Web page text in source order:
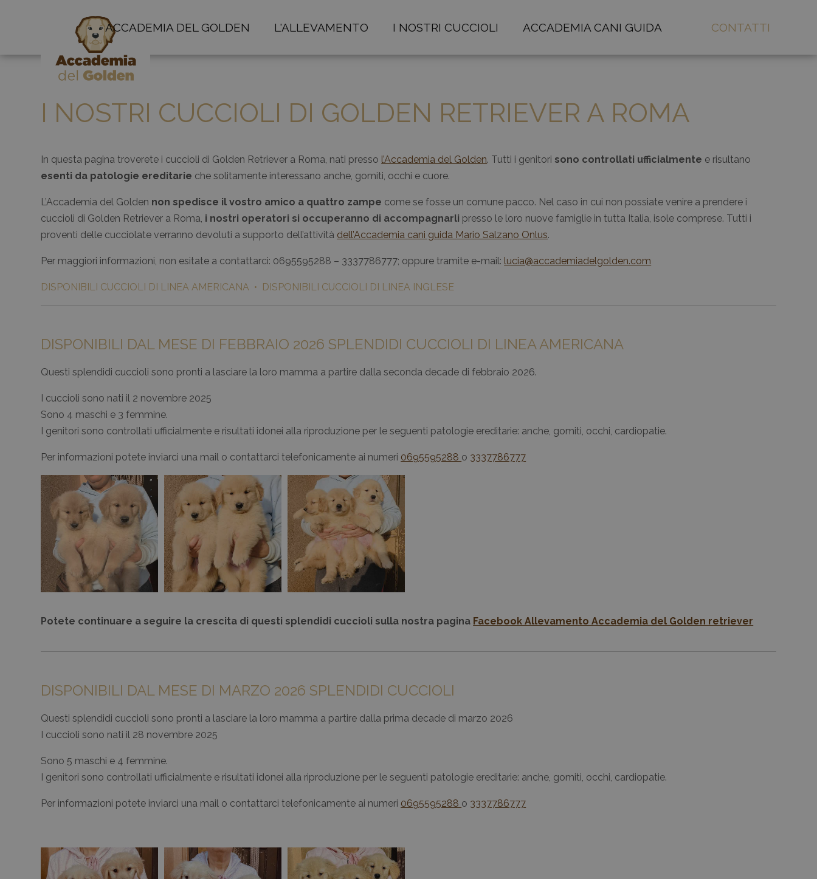
CONTATTI
ACCADEMIA DEL GOLDEN L'ALLEVAMENTO I NOSTRI CUCCIOLI ACCADEMIA CANI GUIDA
I NOSTRI CUCCIOLI DI GOLDEN RETRIEVER A ROMA
In questa pagina troverete i cuccioli di Golden Retriever a Roma, nati presso l’Accademia del Golden. Tutti i genitori sono controllati ufficialmente e risultano
esenti da patologie ereditarie che solitamente interessano anche, gomiti, occhi e cuore.
L’Accademia del Golden non spedisce il vostro amico a quattro zampe come se fosse un comune pacco. Nel caso in cui non possiate venire a prendere i
cuccioli di Golden Retriever a Roma, i nostri operatori si occuperanno di accompagnarli presso le loro nuove famiglie in tutta Italia, isole comprese. Tutti i
proventi delle cucciolate verranno devoluti a supporto dell’attività dell’Accademia cani guida Mario Salzano Onlus.
Per maggiori informazioni, non esitate a contattarci: 0695595288 – 3337786777; oppure tramite e-mail: lucia@accademiadelgolden.com
DISPONIBILI CUCCIOLI DI LINEA AMERICANA • DISPONIBILI CUCCIOLI DI LINEA INGLESE
DISPONIBILI DAL MESE DI FEBBRAIO 2026 SPLENDIDI CUCCIOLI DI LINEA AMERICANA
Questi splendidi cuccioli sono pronti a lasciare la loro mamma a partire dalla seconda decade di febbraio 2026.
I cuccioli sono nati il 2 novembre 2025
Sono 4 maschi e 3 femmine.
I genitori sono controllati ufficialmente e risultati idonei alla riproduzione per le seguenti patologie ereditarie: anche, gomiti, occhi, cardiopatie.
Per informazioni potete inviarci una mail o contattarci telefonicamente ai numeri 0695595288 o 3337786777
Potete continuare a seguire la crescita di questi splendidi cuccioli sulla nostra pagina Facebook Allevamento Accademia del Golden retriever
DISPONIBILI DAL MESE DI MARZO 2026 SPLENDIDI CUCCIOLI
Questi splendidi cuccioli sono pronti a lasciare la loro mamma a partire dalla prima decade di marzo 2026
I cuccioli sono nati il 28 novembre 2025
Sono 5 maschi e 4 femmine.
I genitori sono controllati ufficialmente e risultati idonei alla riproduzione per le seguenti patologie ereditarie: anche, gomiti, occhi, cardiopatie.
Per informazioni potete inviarci una mail o contattarci telefonicamente ai numeri 0695595288 o 3337786777